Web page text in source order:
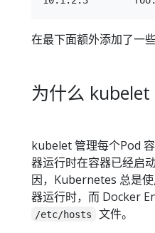
在最下面额外添加了一些
为什么 kubelet
kubelet 管理每个Pod
器运行时在容器已经启
因，Kubernetes 总是
器运行时，而 Docker
/etc/hosts
文件。